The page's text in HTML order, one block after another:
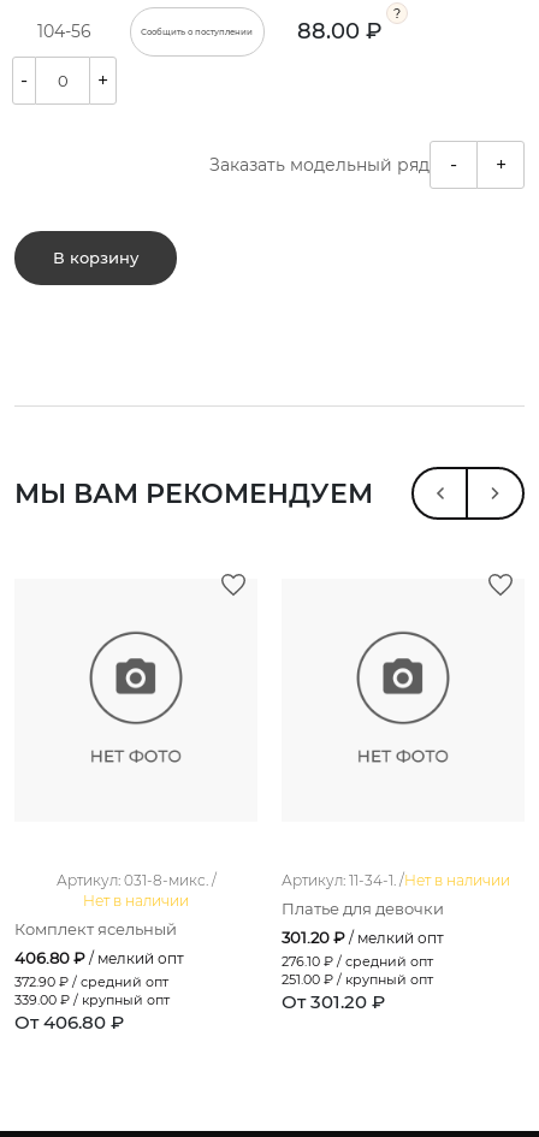
104-56 Сообщить о поступлении 88.00 ₽
- +
Заказать модельный ряд - +
В корзину
МЫ ВАМ РЕКОМЕНДУЕМ
Артикул: 031-8-микс. /
Нет в наличии
Комплект ясельный
406.80 ₽ / мелкий опт
372.90 ₽ / средний опт
339.00 ₽ / крупный опт
От 406.80 ₽
Артикул: 11-34-1. /Нет в наличии
Платье для девочки
301.20 ₽ / мелкий опт
276.10 ₽ / средний опт
251.00 ₽ / крупный опт
От 301.20 ₽